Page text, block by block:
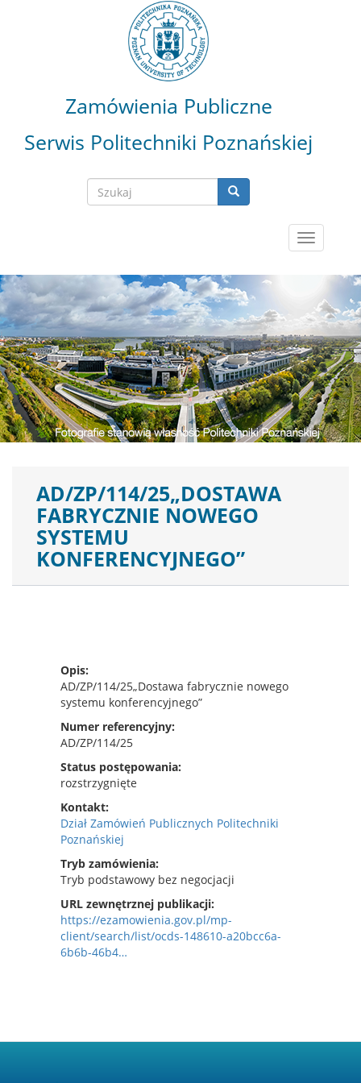
Zamówienia Publiczne
Serwis Politechniki Poznańskiej
Search
Szukaj Szukaj
Toggle
navigation
AD/ZP/114/25„DOSTAWA
FABRYCZNIE NOWEGO
SYSTEMU
KONFERENCYJNEGO”
Opis
AD/ZP/114/25„Dostawa fabrycznie nowego
systemu konferencyjnego”
Numer referencyjny
AD/ZP/114/25
Status postępowania
rozstrzygnięte
Kontakt
Dział Zamówień Publicznych Politechniki
Poznańskiej
Tryb zamówienia
Tryb podstawowy bez negocjacji
URL zewnętrznej publikacji
https://ezamowienia.gov.pl/mp-
client/search/list/ocds-148610-a20bcc6a-
6b6b-46b4…